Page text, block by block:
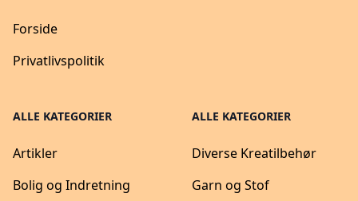
Forside
Privatlivspolitik
ALLE KATEGORIER
Artikler
Bolig og Indretning
ALLE KATEGORIER
Diverse Kreatilbehør
Garn og Stof